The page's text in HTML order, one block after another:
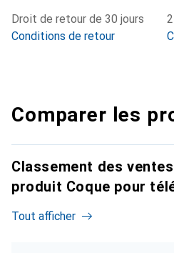
Droit de retour de 30 jours
Conditions de retour
Comparer les
Classement des
produit Coque pour
Tout afficher